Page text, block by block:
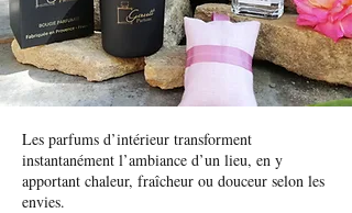
Les parfums d’intérieur transforment
instantanément l’ambiance d’un lieu, en y
apportant chaleur, fraîcheur ou douceur selon les
envies.